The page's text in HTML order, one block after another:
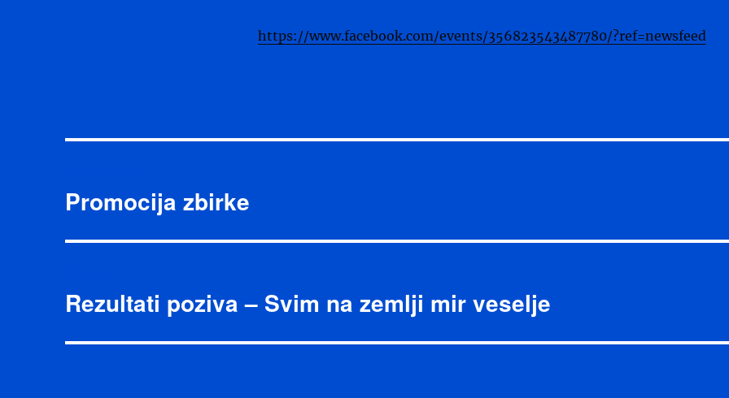
https://www.facebook.com/events/356823543487780/?ref=newsfeed
objava
Prethodna
Promocija zbirke
Sljedeća
Rezultati poziva – Svim na zemlji mir veselje